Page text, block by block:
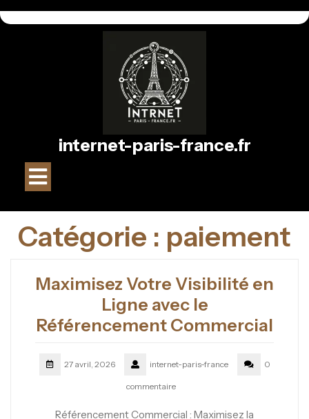
au
internet-paris-france.fr
Ouvrir
Catégorie : paiement
Maximisez Votre Visibilité en
Ligne avec le
Référencement Commercial
27 avril, 2026 internet-paris-france 0
commentaire
Référencement Commercial : Maximisez la